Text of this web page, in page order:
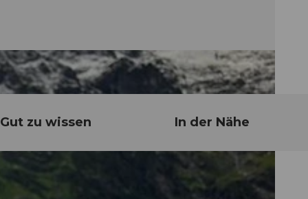
Gut zu wissen In der Nähe